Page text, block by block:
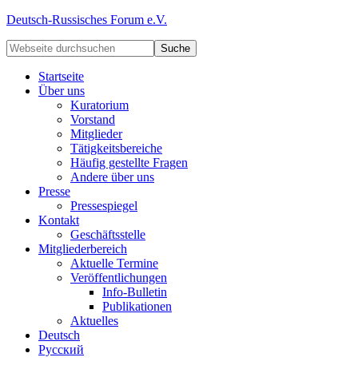
Deutsch-Russisches Forum e.V.
Startseite
Über uns
Kuratorium
Vorstand
Mitglieder
Tätigkeitsbereiche
Häufig gestellte Fragen
Andere über uns
Presse
Pressespiegel
Kontakt
Geschäftsstelle
Mitgliederbereich
Aktuelle Termine
Veröffentlichungen
Info-Bulletin
Publikationen
Aktuelles
Deutsch
Русский